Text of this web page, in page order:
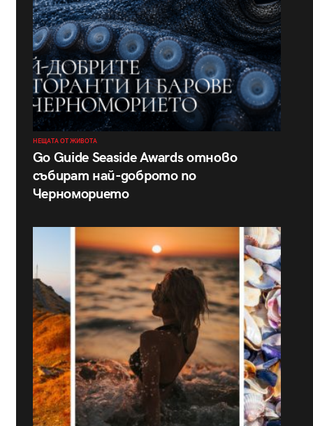
НЕЩАТА ОТ ЖИВОТА
Go Guide Seaside Awards отново
събират най-доброто по
Черноморието